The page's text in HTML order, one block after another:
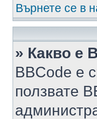
Върнете се в
» Какво е
BBCode е
ползвате